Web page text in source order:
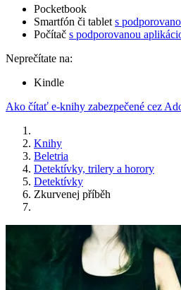
Pocketbook
Smartfón či tablet s
Počítač s podporovanou
Neprečítate na:
Kindle
Ako čítať e-knihy zabezpečené cez
Knihy
Beletria
Detektívky, trilery a horory
Detektívky
Zkurvenej příběh